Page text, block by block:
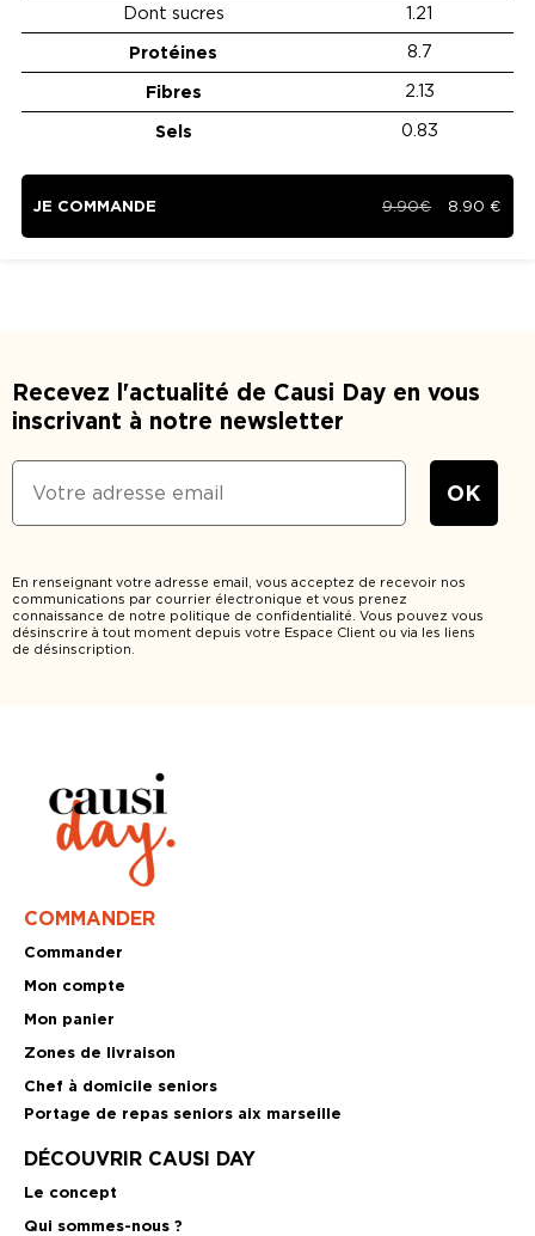
Dont sucres
1.21
Protéines 8.7
Fibres 2.13
Sels 0.83
JE COMMANDE 9.90€ 8.90 €
Recevez l'actualité de Causi Day en vous
inscrivant à notre newsletter
En renseignant votre adresse email, vous acceptez de recevoir nos
communications par courrier électronique et vous prenez
connaissance de notre politique de confidentialité. Vous pouvez vous
désinscrire à tout moment depuis votre Espace Client ou via les liens
de désinscription.
COMMANDER
Commander
Mon compte
Mon panier
Zones de livraison
Chef à domicile seniors
Portage de repas seniors aix marseille
DÉCOUVRIR CAUSI DAY
Le concept
Qui sommes-nous ?